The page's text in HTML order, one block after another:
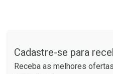
Ativar Desconto
Comprar sem Desconto
Cadastre-se para
Receba as melhores